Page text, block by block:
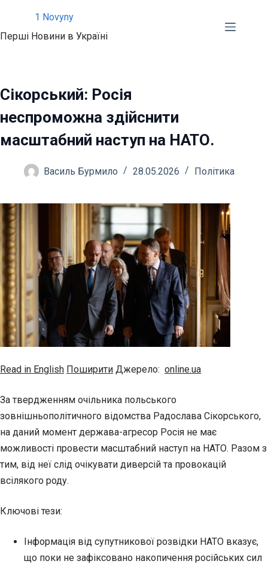
вмісту
1 Novyny
Перші Новини в Україні
Сікорський: Росія
неспроможна здійснити
масштабний наступ на НАТО.
Василь Бурмило 28.05.2026 Політика
Read in English Поширити Джерело: online.ua
За твердженням очільника польського
зовнішньополітичного відомства Радослава Сікорського,
на даний момент держава-агресор Росія не має
можливості провести масштабний наступ на НАТО. Разом з
тим, від неї слід очікувати диверсій та провокацій
всілякого роду.
Ключові тези:
Інформація від супутникової розвідки НАТО вказує,
що поки не зафіксовано накопичення російських сил